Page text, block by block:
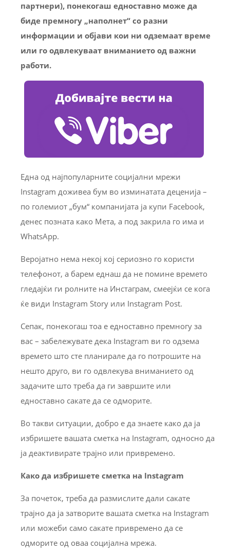
партнери), понекогаш едноставно може да
биде премногу „наполнет“ со разни
информации и објави кои ни одземаат време
или го одвлекуваат вниманието од важни
работи.
Една од најпопуларните социјални мрежи
Instagram доживеа бум во изминатата деценија –
по големиот „бум“ компанијата ја купи Facebook,
денес позната како Мета, а под закрила го има и
WhatsApp.
Веројатно нема некој кој сериозно го користи
телефонот, а барем еднаш да не помине времето
гледајќи ги ролните на Инстаграм, смеејќи се кога
ќе види Instagram Story или Instagram Post.
Сепак, понекогаш тоа е едноставно премногу за
вас – забележувате дека Instagram ви го одзема
времето што сте планирале да го потрошите на
нешто друго, ви го одвлекува вниманието од
задачите што треба да ги завршите или
едноставно сакате да се одморите.
Во такви ситуации, добро е да знаете како да ја
избришете вашата сметка на Instagram, односно да
ја деактивирате трајно или привремено.
Како да избришете сметка на Instagram
За почеток, треба да размислите дали сакате
трајно да ја затворите вашата сметка на Instagram
или можеби само сакате привремено да се
одморите од оваа социјална мрежа.